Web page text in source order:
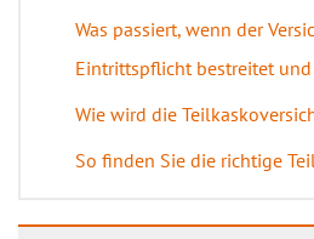
Was passiert, wenn der
Eintrittspflicht bestreitet
Wie wird die
So finden Sie die richtige